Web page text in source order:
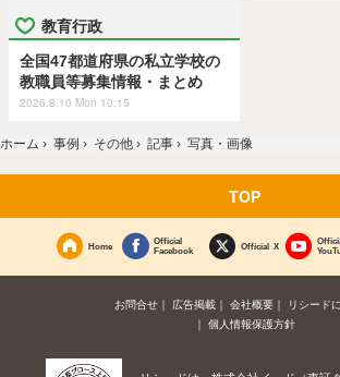
教育行政
全国47都道府県の私立学校の
教職員等募集情報・まとめ
2026.8.10 Mon 10:15
ホーム › 事例 › その他 › 記事 › 写真・画像
TOP
Home
Official
Facebook
Official X
お問合せ 広告掲載 会社概要
リシード
個人情報保護方針